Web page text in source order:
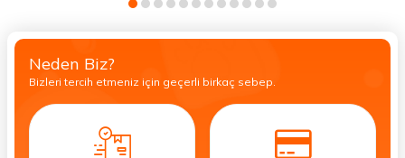
Neden Biz?
Bizleri tercih etmeniz için geçerli birkaç sebep.